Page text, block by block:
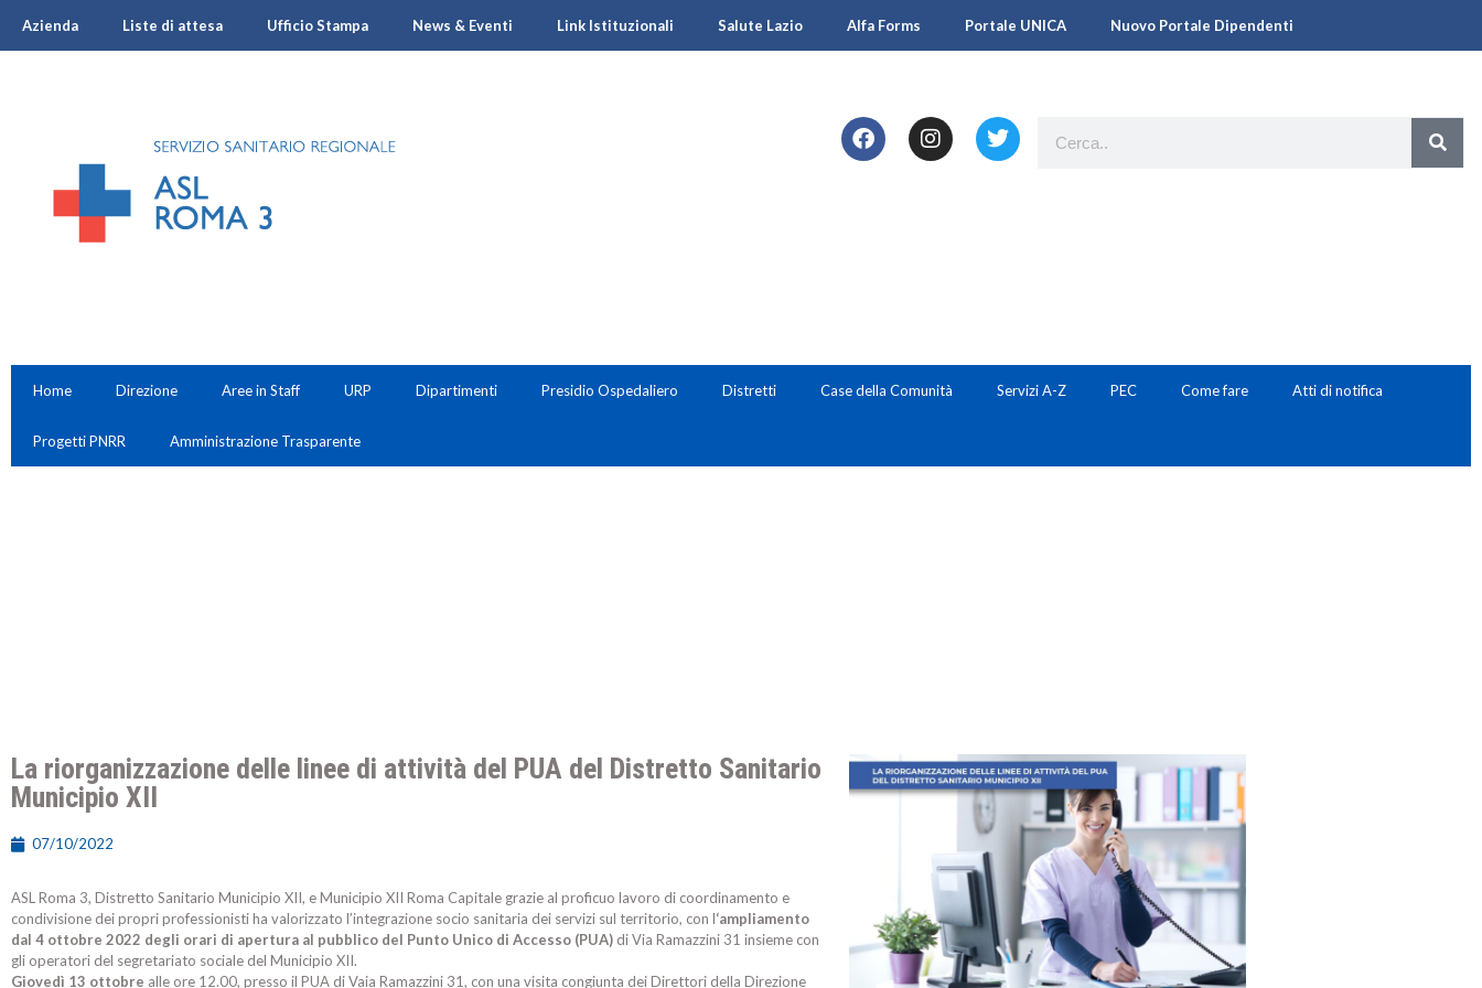
Azienda Liste di attesa Ufficio Stampa News & Eventi Link Istituzionali Salute Lazio Alfa Forms Portale UNICA Nuovo Portale Dipendenti
Home Direzione Aree in Staff URP Dipartimenti Presidio Ospedaliero Distretti Case della Comunità Servizi A-Z PEC Come fare Atti di notifica
Progetti PNRR Amministrazione Trasparente
La riorganizzazione delle linee di attività del PUA del Distretto Sanitario
Municipio XII
07/10/2022
ASL Roma 3, Distretto Sanitario Municipio XII, e Municipio XII Roma Capitale grazie al proficuo lavoro di coordinamento e
condivisione dei propri professionisti ha valorizzato l’integrazione socio sanitaria dei servizi sul territorio, con l‘ampliamento
dal 4 ottobre 2022 degli orari di apertura al pubblico del Punto Unico di Accesso (PUA) di Via Ramazzini 31 insieme con
gli operatori del segretariato sociale del Municipio XII.
Giovedì 13 ottobre alle ore 12.00, presso il PUA di Vaia Ramazzini 31, con una visita congiunta dei Direttori della Direzione